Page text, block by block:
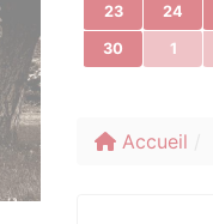
23 24
30 1
Accueil